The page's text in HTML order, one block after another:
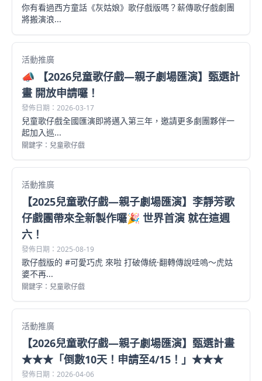
你有看過西方童話《灰姑娘》歌仔戲版嗎？薪傳歌仔戲劇團
將搬演浪...
活動推廣
📣 【2026兒童歌仔戲—親子劇場匯演】甄選計
畫 開放申請囉！
發佈日期：2026-03-17
兒童歌仔戲全國匯演即將邁入第三年，邀請更多劇團夥伴一
起加入巡...
關鍵字：兒童歌仔戲
活動推廣
【2025兒童歌仔戲—親子劇場匯演】李靜芳歌
仔戲團帶來全新製作囉🎉 世界首演 就在這週
六！
發佈日期：2025-08-19
歌仔戲版的 #可愛巧虎 來啦 打破傳統·翻轉傳說哇嗚～虎姑
婆不再...
關鍵字：兒童歌仔戲
活動推廣
【2026兒童歌仔戲—親子劇場匯演】甄選計畫
★★★「倒數10天！申請至4/15！」★★★
發佈日期：2026-04-06